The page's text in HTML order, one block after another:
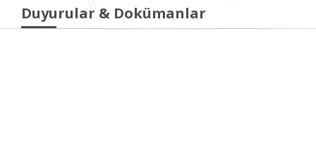
Duyurular & Dokümanlar